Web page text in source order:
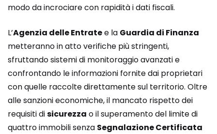
modo da incrociare con rapidità i dati fiscali.
L’Agenzia delle Entratee la Guardia di Finanza
metteranno in atto verifiche più stringenti,
sfruttando sistemi di monitoraggio avanzati e
confrontando le informazioni fornite dai proprietari
con quelle raccolte direttamente sul territorio. Oltre
alle sanzioni economiche, il mancato rispetto dei
requisiti disicurezza o il superamento del limite di
quattro immobili senza Segnalazione Certificata